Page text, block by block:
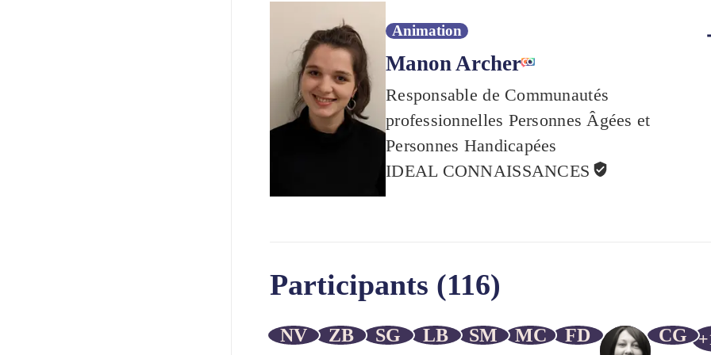
Animation
Manon Archer
Responsable de Communautés
professionnelles Personnes Âgées et
Personnes Handicapées
IDEAL CONNAISSANCES
Participants (116)
CG
FD
MC
SM
LB
SG
ZB
NV